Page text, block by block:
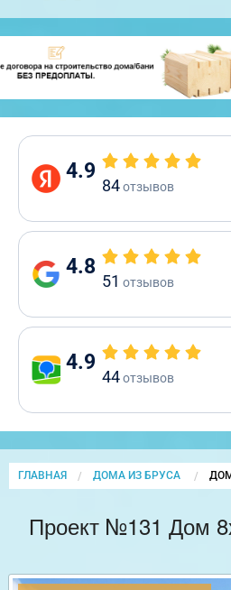
4.9
84отзывов
4.8
51 отзывов
4.9
44отзывов
ГЛАВНАЯ ДОМА ИЗ БРУСА
Проект №131 Дом